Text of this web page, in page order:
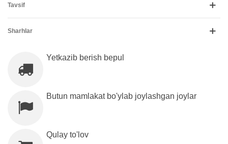
Tavsif
Sharhlar
Yetkazib berish bepul
Butun mamlakat bo'ylab joylashgan joylar
Qulay to'lov